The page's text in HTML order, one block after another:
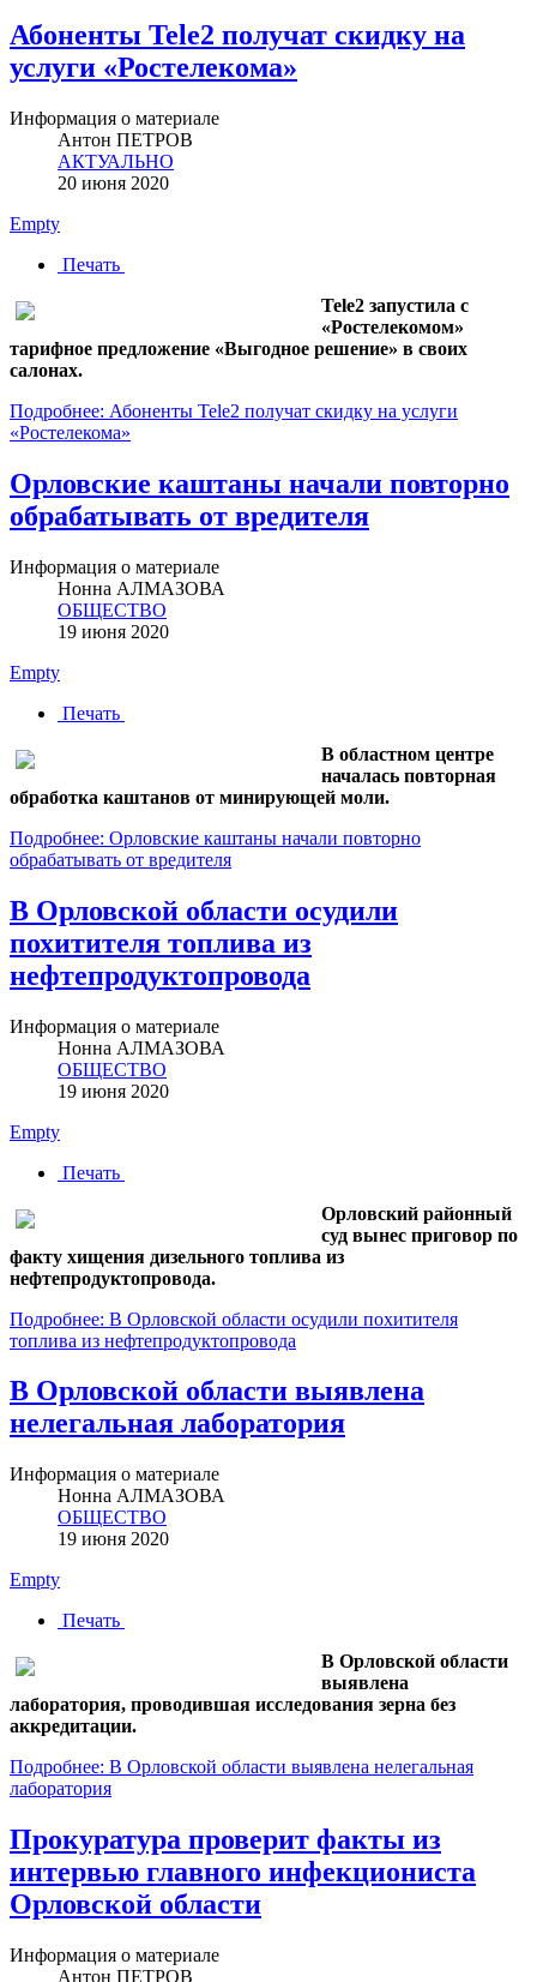
Абоненты Tele2 получат скидку на
услуги «Ростелекома»
Информация о материале
Антон ПЕТРОВ
АКТУАЛЬНО
20 июня 2020
Empty
Печать
Tele2 запустила с
«Ростелекомом»
тарифное предложение «Выгодное решение» в своих
салонах.
Подробнее: Абоненты Tele2 получат скидку на услуги
«Ростелекома»
Орловские каштаны начали повторно
обрабатывать от вредителя
Информация о материале
Нонна АЛМАЗОВА
ОБЩЕСТВО
19 июня 2020
Empty
Печать
В областном центре
началась повторная
обработка каштанов от минирующей моли.
Подробнее: Орловские каштаны начали повторно
обрабатывать от вредителя
В Орловской области осудили
похитителя топлива из
нефтепродуктопровода
Информация о материале
Нонна АЛМАЗОВА
ОБЩЕСТВО
19 июня 2020
Empty
Печать
Орловский районный
суд вынес приговор по
факту хищения дизельного топлива из
нефтепродуктопровода.
Подробнее: В Орловской области осудили похитителя
топлива из нефтепродуктопровода
В Орловской области выявлена
нелегальная лаборатория
Информация о материале
Нонна АЛМАЗОВА
ОБЩЕСТВО
19 июня 2020
Empty
Печать
В Орловской области
выявлена
лаборатория, проводившая исследования зерна без
аккредитации.
Подробнее: В Орловской области выявлена нелегальная
лаборатория
Прокуратура проверит факты из
интервью главного инфекциониста
Орловской области
Информация о материале
Антон ПЕТРОВ